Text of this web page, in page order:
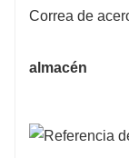
Correa de
almacén